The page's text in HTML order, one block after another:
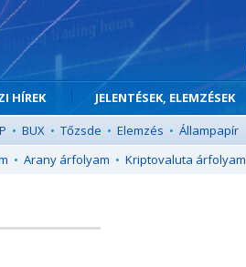
HÍREK JELENTÉSEK, ELEMZÉSEK
• BUX • Tőzsde • Elemzés • Állampapír
• Arany árfolyam • Kriptovaluta árfolyam